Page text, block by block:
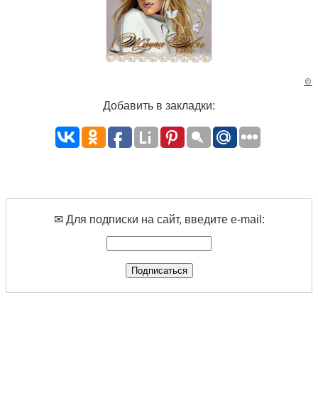
©
Добавить в закладки:
✉ Для подписки на сайт, введите e-mail: